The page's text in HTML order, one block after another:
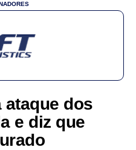
ataque dos
e diz que